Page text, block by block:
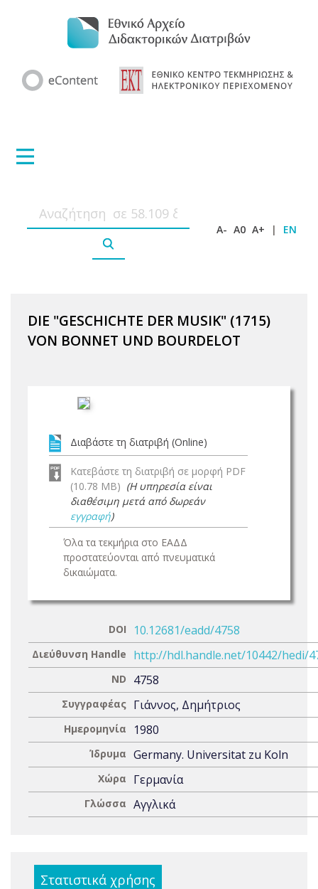
A- A0 A+ | EN
DIE "GESCHICHTE DER MUSIK" (1715)
VON BONNET UND BOURDELOT
Διαβάστε τη διατριβή (Online)
Κατεβάστε τη διατριβή σε μορφή PDF
(10.78 MB) (Η υπηρεσία είναι
διαθέσιμη μετά από δωρεάν
εγγραφή)
Όλα τα τεκμήρια στο ΕΑΔΔ
προστατεύονται από πνευματικά
δικαιώματα.
DOI 10.12681/eadd/4758
Διεύθυνση Handle http://hdl.handle.net/10442/hedi/
ND 4758
Συγγραφέας Γιάννος, Δημήτριος
Ημερομηνία 1980
Ίδρυμα Germany. Universitat zu Koln
Χώρα Γερμανία
Γλώσσα Αγγλικά
Στατιστικά χρήσης